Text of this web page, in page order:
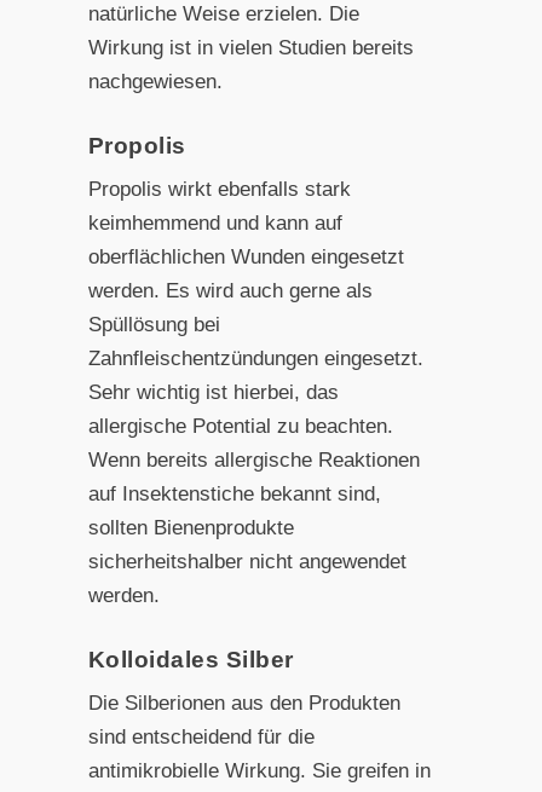
natürliche Weise erzielen. Die
Wirkung ist in vielen Studien bereits
nachgewiesen.
Propolis
Propolis wirkt ebenfalls stark
keimhemmend und kann auf
oberflächlichen Wunden eingesetzt
werden. Es wird auch gerne als
Spüllösung bei
Zahnfleischentzündungen eingesetzt.
Sehr wichtig ist hierbei, das
allergische Potential zu beachten.
Wenn bereits allergische Reaktionen
auf Insektenstiche bekannt sind,
sollten Bienenprodukte
sicherheitshalber nicht angewendet
werden.
Kolloidales Silber
Die Silberionen aus den Produkten
sind entscheidend für die
antimikrobielle Wirkung. Sie greifen in